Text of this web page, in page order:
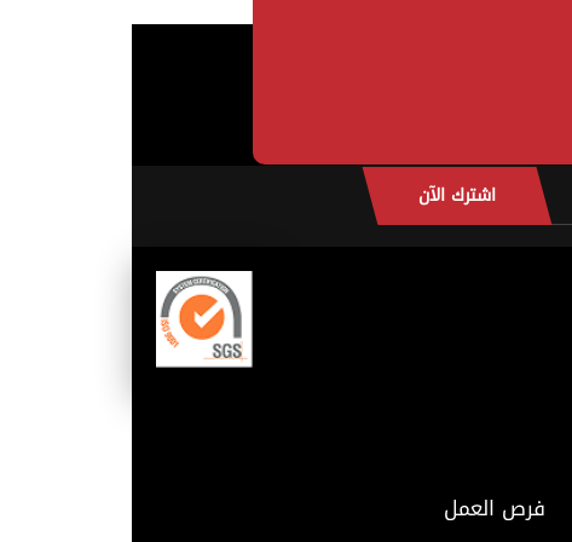
اشترك الآن
فرص العمل